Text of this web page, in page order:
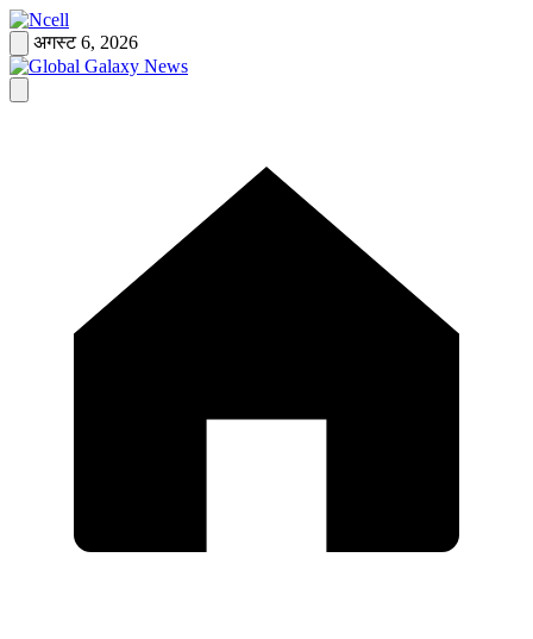
Skip
to
content
अगस्ट 6, 2026